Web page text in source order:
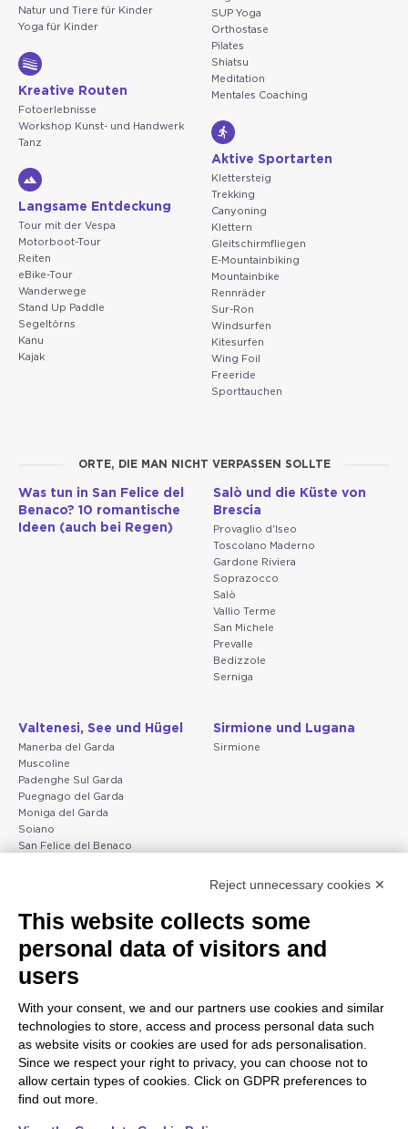
Natur und Tiere für Kinder
Yoga für Kinder
Kreative Routen
Fotoerlebnisse
Workshop Kunst- und Handwerk
Tanz
Langsame Entdeckung
Tour mit der Vespa
Motorboot-Tour
Reiten
eBike-Tour
Wanderwege
Stand Up Paddle
Segeltörns
Kanu
Kajak
SUP Yoga
Orthostase
Pilates
Shiatsu
Meditation
Mentales Coaching
Aktive Sportarten
Klettersteig
Trekking
Canyoning
Klettern
Gleitschirmfliegen
E-Mountainbiking
Mountainbike
Rennräder
Sur-Ron
Windsurfen
Kitesurfen
Wing Foil
Freeride
Sporttauchen
ORTE, DIE MAN NICHT VERPASSEN SOLLTE
Was tun in San Felice del
Benaco? 10 romantische
Ideen (auch bei Regen)
Salò und die Küste von
Brescia
Provaglio d'Iseo
Toscolano Maderno
Gardone Riviera
Soprazocco
Salò
Vallio Terme
San Michele
Prevalle
Bedizzole
Serniga
Valtenesi, See und Hügel
Manerba del Garda
Muscoline
Padenghe Sul Garda
Puegnago del Garda
Moniga del Garda
Soiano
San Felice del Benaco
Sirmione und Lugana
Sirmione
Peschiera und die Küste
des Veneto
Lazise
Peschiera del Garda
Verona
Valeggio sul Mincio
San Giorgio di Valpolicella
Garda
Negrar di Valpolicella
Pedemonte
Gargnano und Oberer
Gardasee
Gargnano
Campione
Nago-Torbole
Torbole
Bleggio superiore
Reject unnecessary cookies ✕
This website collects some
personal data of visitors and
users
With your consent, we and our partners use cookies and similar
technologies to store, access and process personal data such
as website visits or cookies are used for ads personalisation.
Since we respect your right to privacy, you can choose not to
allow certain types of cookies. Click on GDPR preferences to
find out more.